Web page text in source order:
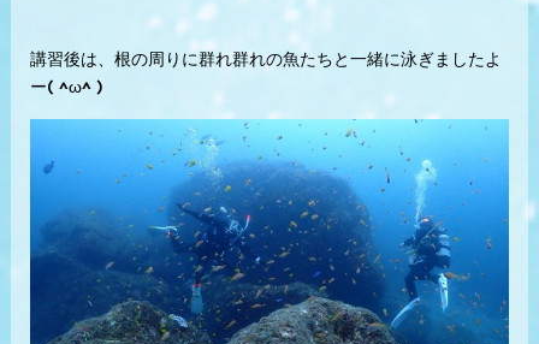
講習後は、根の周りに群れ群れの魚たちと一緒に泳ぎましたよ
ー( ^ω^ )